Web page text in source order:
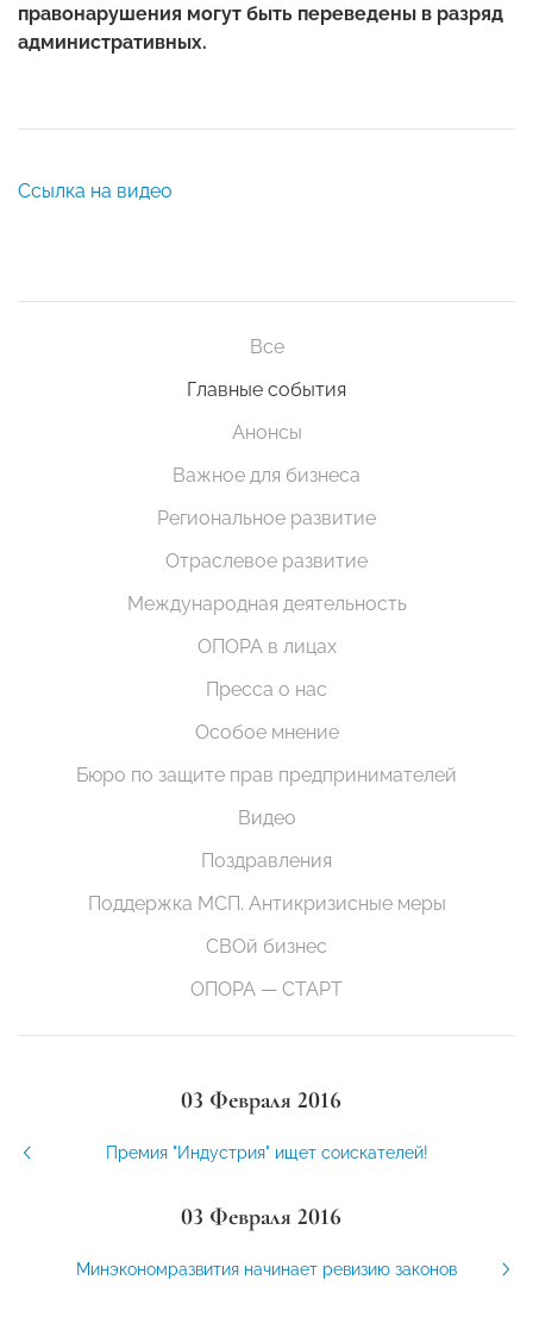
правонарушения могут быть переведены в разряд
административных.
Ссылка на видео
Все
Главные события
Анонсы
Важное для бизнеса
Региональное развитие
Отраслевое развитие
Международная деятельность
ОПОРА в лицах
Пресса о нас
Особое мнение
Бюро по защите прав предпринимателей
Видео
Поздравления
Поддержка МСП. Антикризисные меры
СВОй бизнес
ОПОРА — СТАРТ
03 Февраля 2016
Премия "Индустрия" ищет соискателей!
03 Февраля 2016
Минэкономразвития начинает ревизию законов